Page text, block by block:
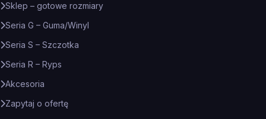
Sklep – gotowe rozmiary
Seria G – Guma/Winyl
Seria S – Szczotka
Seria R – Ryps
Akcesoria
Zapytaj o ofertę